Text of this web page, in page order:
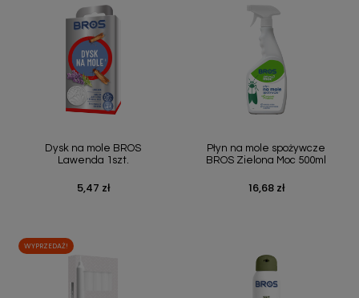
Dysk na mole BROS
Lawenda 1szt.
Cena
5,47 zł
Płyn na mole spożywcze
BROS Zielona Moc 500ml
Cena
16,68 zł
WYPRZEDAŻ!